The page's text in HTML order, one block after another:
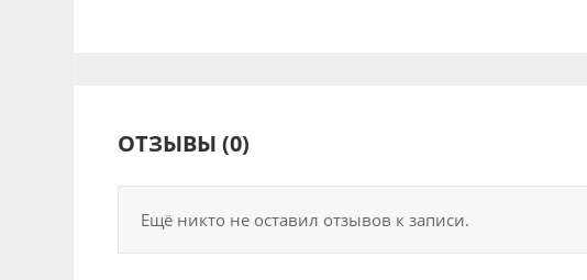
ОТЗЫВЫ (0)
Ещё никто не оставил отзывов к записи.